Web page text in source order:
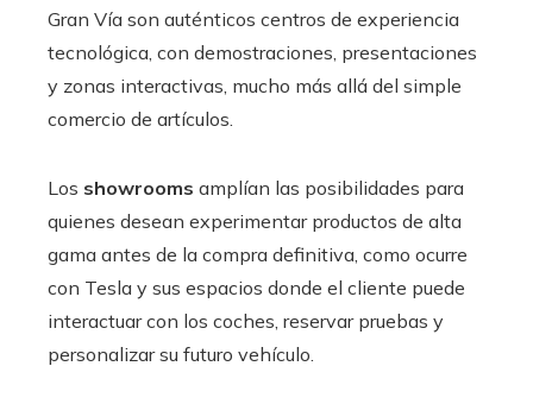
Gran Vía son auténticos centros de experiencia
tecnológica, con demostraciones, presentaciones
y zonas interactivas, mucho más allá del simple
comercio de artículos.
Los showrooms amplían las posibilidades para
quienes desean experimentar productos de alta
gama antes de la compra definitiva, como ocurre
con Tesla y sus espacios donde el cliente puede
interactuar con los coches, reservar pruebas y
personalizar su futuro vehículo.